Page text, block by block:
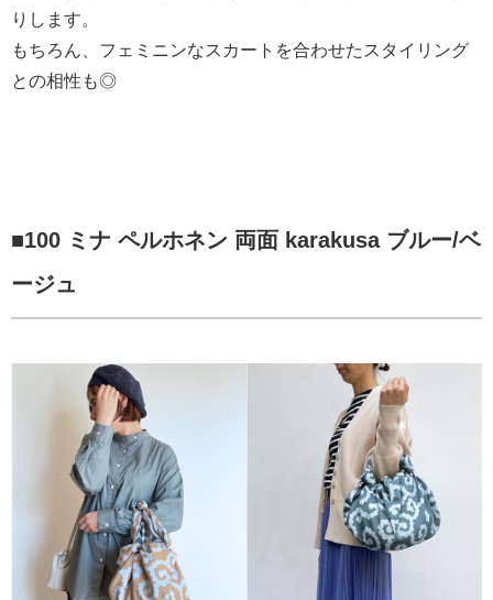
りします。
もちろん、フェミニンなスカートを合わせたスタイリング
との相性も◎
■100 ミナ ペルホネン 両面 karakusa ブルー/ベ
ージュ